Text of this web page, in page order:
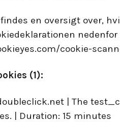
en oversigt over,
cookie-
(1):
| The
| Duration: 15 minutes